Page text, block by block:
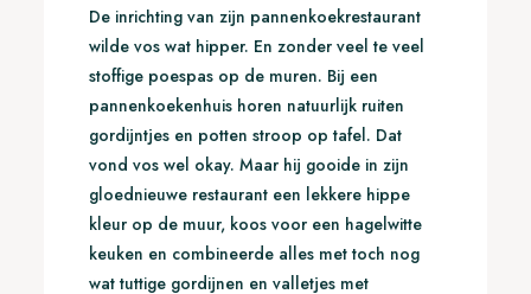
De inrichting van zijn pannenkoekrestaurant
wilde vos wat hipper. En zonder veel te veel
stoffige poespas op de muren. Bij een
pannenkoekenhuis horen natuurlijk ruiten
gordijntjes en potten stroop op tafel. Dat
vond vos wel okay. Maar hij gooide in zijn
gloednieuwe restaurant een lekkere hippe
kleur op de muur, koos voor een hagelwitte
keuken en combineerde alles met toch nog
wat tuttige gordijnen en valletjes met